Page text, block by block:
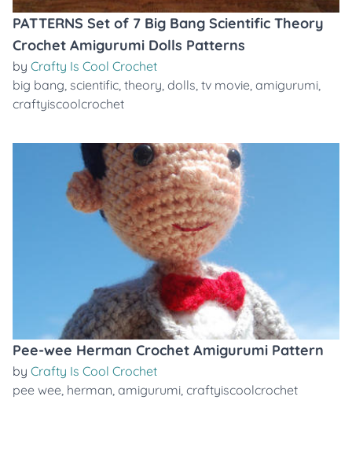
PATTERNS Set of 7 Big Bang Scientific Theory
Crochet Amigurumi Dolls Patterns
by Crafty Is Cool Crochet
big bang, scientific, theory, dolls, tv movie, amigurumi,
craftyiscoolcrochet
Pee-wee Herman Crochet Amigurumi Pattern
by Crafty Is Cool Crochet
pee wee, herman, amigurumi, craftyiscoolcrochet